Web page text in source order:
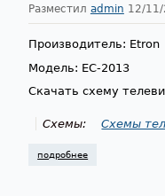
Разместил admin 12/
Производитель: Etron
Модель: EC-2013
Скачать схему
Схемы: Схемы
подробнее